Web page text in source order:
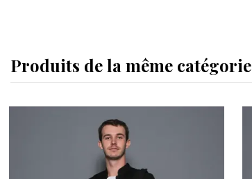
Produits de la même catégorie